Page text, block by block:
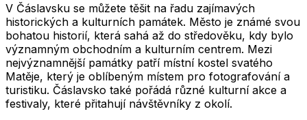
V Čáslavsku se můžete těšit na řadu zajímavých
historických a kulturních památek. Město je známé svou
bohatou historií, která sahá až do středověku, kdy bylo
významným obchodním a kulturním centrem. Mezi
nejvýznamnější památky patří místní kostel svatého
Matěje, který je oblíbeným místem pro fotografování a
turistiku. Čáslavsko také pořádá různé kulturní akce a
festivaly, které přitahují návštěvníky z okolí.